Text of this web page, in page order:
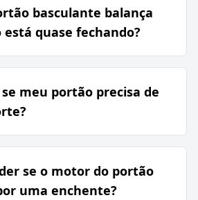
basculante balança
quase fechando?
meu portão precisa de
se o motor do portão
uma enchente?